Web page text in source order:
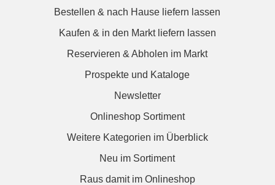
Bestellen & nach Hause liefern lassen
Kaufen & in den Markt liefern lassen
Reservieren & Abholen im Markt
Prospekte und Kataloge
Newsletter
Onlineshop Sortiment
Weitere Kategorien im Überblick
Neu im Sortiment
Raus damit im Onlineshop